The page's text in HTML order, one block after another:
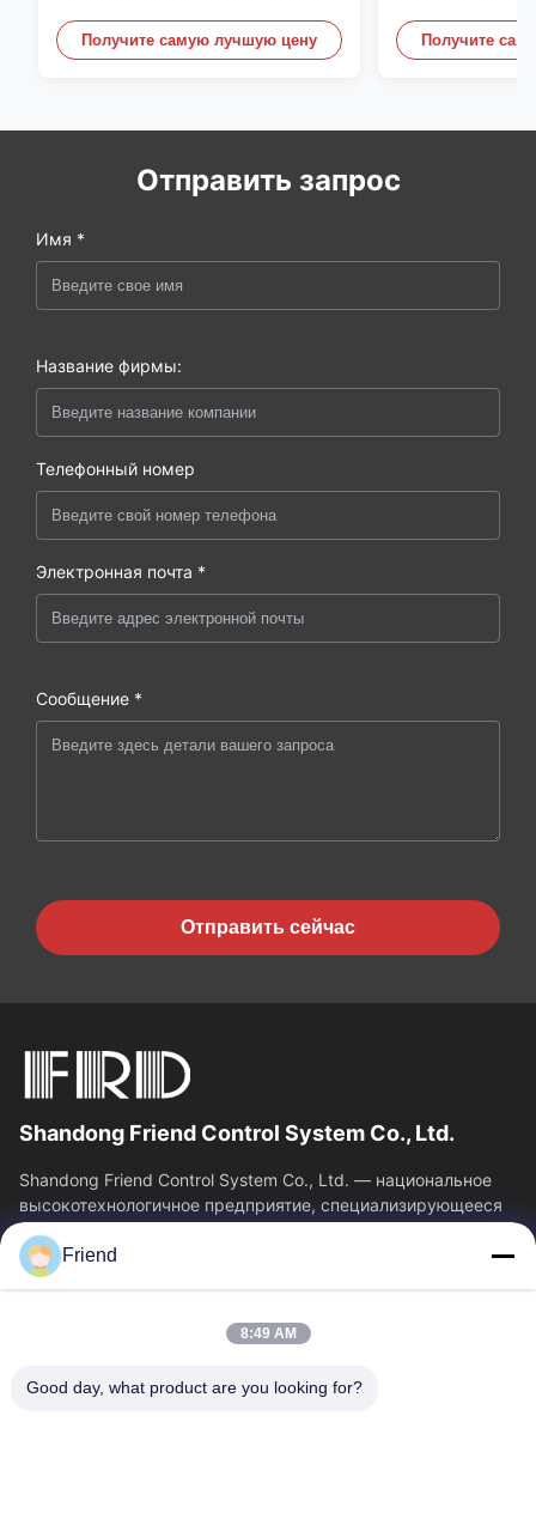
монитор из нержавеющей
стали 316L
Получите самую лучшую цену
встроенная
20mA/RS485
Получите
Отправить запрос
Имя *
Название фирмы:
Телефонный номер
Электронная почта *
Сообщение *
Отправить сейчас
Shandong Friend Control System Co., Ltd.
Shandong Friend Control System Co., Ltd. — национальное
высокотехнологичное предприятие, специализирующееся
на исследованиях и разработках в...
Быстрые Связи
О Компании
Наша Фабрика
Контроль Качества
Friend
8:49 AM
Good day, what product are you looking for?